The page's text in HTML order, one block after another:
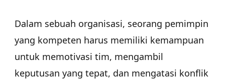
Dalam sebuah organisasi, seorang pemimpin
yang kompeten harus memiliki kemampuan
untuk memotivasi tim, mengambil
keputusan yang tepat, dan mengatasi konflik